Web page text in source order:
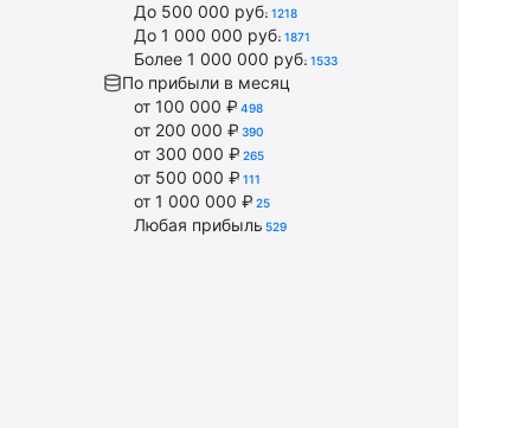
До 500 000 руб. 1218
До 1 000 000 руб. 1871
Более 1 000 000 руб. 1533
По прибыли в месяц
от 100 000 ₽ 498
от 200 000 ₽ 390
от 300 000 ₽ 265
от 500 000 ₽ 111
от 1 000 000 ₽ 25
Любая прибыль 529